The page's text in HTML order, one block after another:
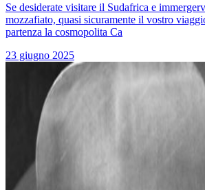
Se desiderate visitare il Sudafrica e
mozzafiato, quasi sicuramente il vostro
partenza la cosmopolita Ca
23 giugno 2025